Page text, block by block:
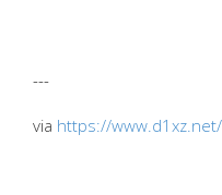
---
via https://